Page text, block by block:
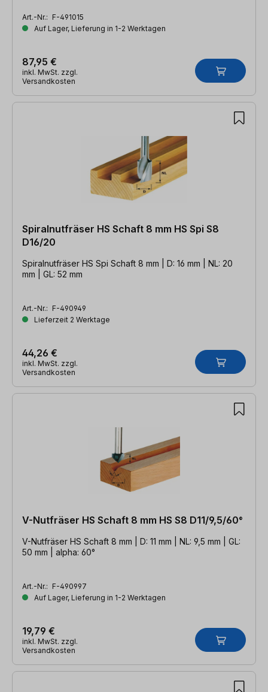
Art.-Nr.: F-491015
Auf Lager, Lieferung in 1-2 Werktagen
87,95 €
inkl. MwSt. zzgl.
Versandkosten
Spiralnutfräser HS Schaft 8 mm HS Spi S8
D16/20
Spiralnutfräser HS Spi Schaft 8 mm | D: 16 mm | NL: 20
mm | GL: 52 mm
Art.-Nr.: F-490949
Lieferzeit 2 Werktage
44,26 €
inkl. MwSt. zzgl.
Versandkosten
V-Nutfräser HS Schaft 8 mm HS S8 D11/9,5/60°
V-Nutfräser HS Schaft 8 mm | D: 11 mm | NL: 9,5 mm | GL:
50 mm | alpha: 60°
Art.-Nr.: F-490997
Auf Lager, Lieferung in 1-2 Werktagen
19,79 €
inkl. MwSt. zzgl.
Versandkosten